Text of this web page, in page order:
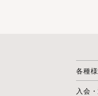
各種
入会